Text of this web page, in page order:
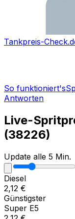
Tankpreis-
So funktioniert's
Antworten
Live-
(38226)
Update alle 5 Min.
Diesel
2,12 €
Günstigster
Super E5